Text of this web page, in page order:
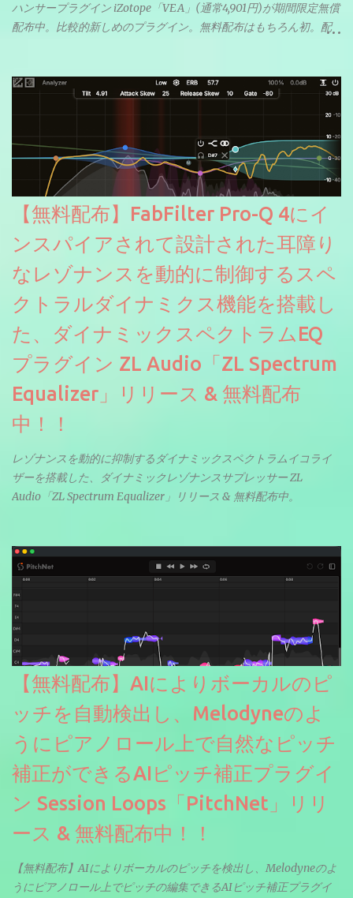
ハンサープラグイン iZotope「VEA」(通常4,901円)が期間限定無償
配布中。比較的新しめのプラグイン。無料配布はもちろん初。配
【無料配布】FabFilter Pro-Q 4にイ
ンスパイアされて設計された耳障り
なレゾナンスを動的に制御するスペ
クトラルダイナミクス機能を搭載し
た、ダイナミックスペクトラムEQ
プラグイン ZL Audio「ZL Spectrum
Equalizer」リリース & 無料配布
中！！
レゾナンスを動的に抑制するダイナミックスペクトラムイコライ
ザーを搭載した、ダイナミックレゾナンスサプレッサー ZL
Audio「ZL Spectrum Equalizer」リリース & 無料配布中。
【無料配布】AIによりボーカルのピ
ッチを自動検出し、Melodyneのよ
うにピアノロール上で自然なピッチ
補正ができるAIピッチ補正プラグイ
ン Session Loops「PitchNet」リリ
ース & 無料配布中！！
【無料配布】AIによりボーカルのピッチを検出し、Melodyneのよ
うにピアノロール上でピッチの編集できるAIピッチ補正プラグイ